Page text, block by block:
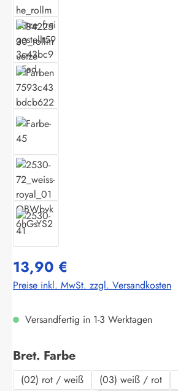
13,90 €
Preise inkl. MwSt. zzgl. Versandkosten
Versandfertig in 1-3 Werktagen
Bret. Farbeauswählen
(02) rot / weiß (03) weiß / rot